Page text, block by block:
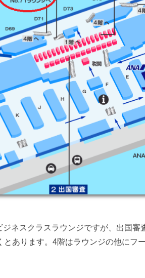
ジネスクラスラウンジですが、出国
とあります。4階はラウンジの他にフ